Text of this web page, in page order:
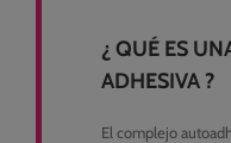
¿ QUÉ ES
ADHESIVA ?
El complejo